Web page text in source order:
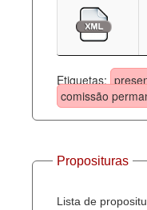
Etiquetas:
comissão
Proposituras
Lista de